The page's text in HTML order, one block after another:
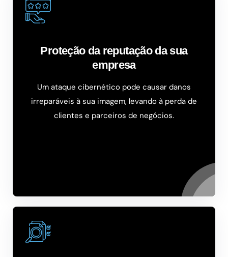
Proteção da reputação da sua
empresa
Um ataque cibernético pode causar danos
irreparáveis à sua imagem, levando à perda de
clientes e parceiros de negócios.